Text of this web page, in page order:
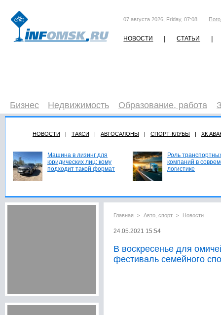
07 августа 2026, Friday, 07:08
НОВОСТИ | СТАТЬИ |
Бизнес Недвижимость Образование, работа
НОВОСТИ | ТАКСИ | АВТОСАЛОНЫ | СПОРТ-КЛУБЫ | ХК
Машина в лизинг для
юридических лиц: кому
подходит такой формат
Роль
компаний в
логистике
Главная > Авто, спорт > Новости
24.05.2021 15:54
В воскресенье для
фестиваль семейного